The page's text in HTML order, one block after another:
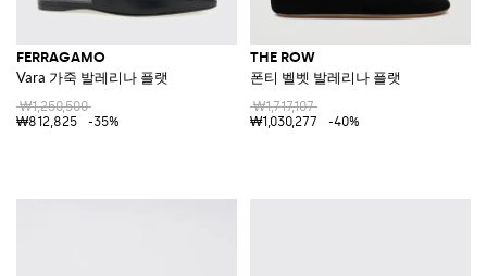
FERRAGAMO
Vara 가죽 발레리나 플랫
₩1,250,500
₩812,825
-35%
THE ROW
폰티 벨벳 발레리나 플랫
₩1,717,107
₩1,030,277
-40%